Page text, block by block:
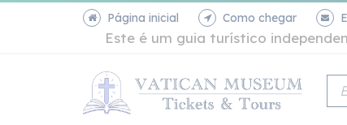
Página inicial Como chegar
Este é um guia turístico